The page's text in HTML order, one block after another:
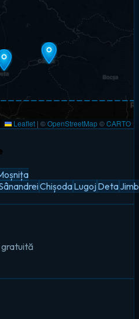
Leaflet | ©OpenStreetMap©CARTO
ChișodaLugojDeta
gratuită